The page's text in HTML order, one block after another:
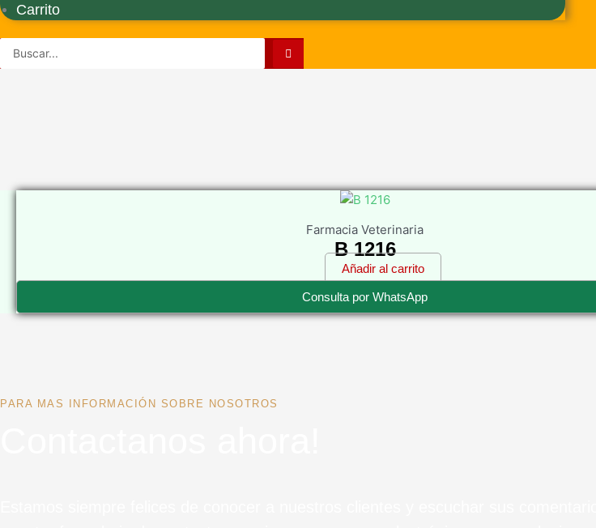
Carrito
Search
...
Farmacia Veterinaria
B 1216
Añadir al carrito
Consulta por WhatsApp
PARA MAS INFORMACIÓN SOBRE NOSOTROS